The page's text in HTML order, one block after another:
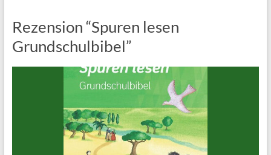
Rezension “Spuren lesen
Grundschulbibel”